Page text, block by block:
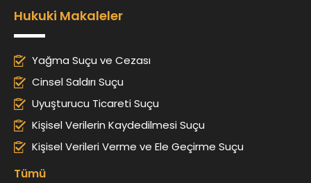
Hukuki Makaleler
Yağma Suçu ve Cezası
Cinsel Saldırı Suçu
Uyuşturucu Ticareti Suçu
Kişisel Verilerin Kaydedilmesi Suçu
Kişisel Verileri Verme ve Ele Geçirme Suçu
Tümü